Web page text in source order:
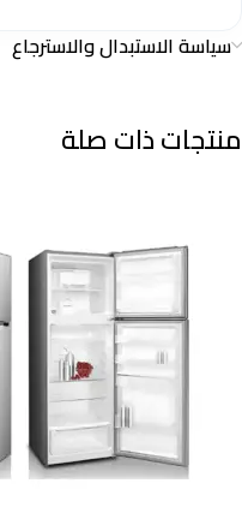
سياسة الاستبدال والاسترجاع
منتجات ذات صلة